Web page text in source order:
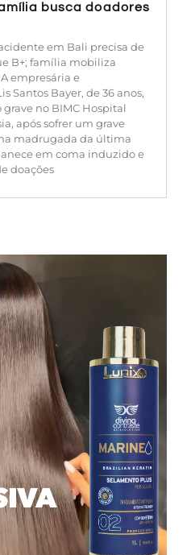
busca doadores
em Bali precisa de
B+; família mobiliza
empresária e
Santos Bayer, de 36 anos,
no BIMC Hospital
após sofrer um grave
madrugada da última
em coma induzido e
doações